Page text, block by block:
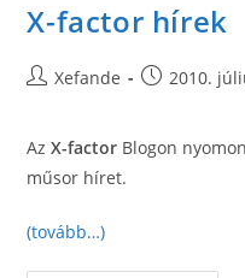
X-factor hírek
PostXefande
Post2010.
AzX-factor Blogon
műsor híret.
(tovább…)